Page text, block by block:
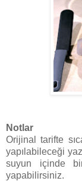
Notlar
Orijinal tarifte
yapılabileceği
suyun içinde
yapabilirsiniz.